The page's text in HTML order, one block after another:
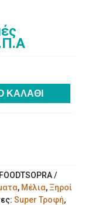
ΚΑΛΆΘΙ
, Μέλια, Ξηροί
Super Τροφή,